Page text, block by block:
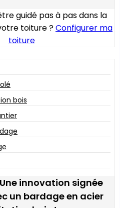
guidé pas à pas dans la
toiture ?Configurer ma
toiture
bois
innovation signée
un bardage en acier